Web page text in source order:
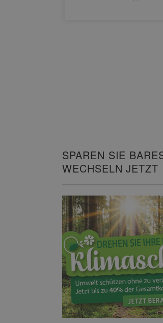
SPAREN SIE
WECHSELN JETZT